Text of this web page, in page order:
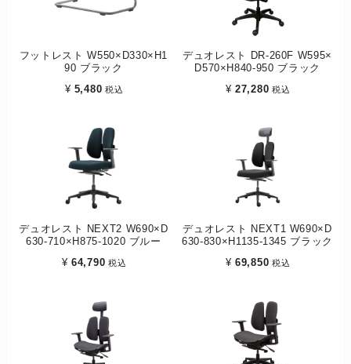
フットレスト W550×D330×H1
90 ブラック
¥ 5,480 税込
デュオレスト DR-260F W595×
D570×H840-950 ブラック
¥ 27,280 税込
デュオレスト NEXT2 W690×D
630-710×H875-1020 ブルー
¥ 64,790 税込
デュオレスト NEXT1 W690×D
630-830×H1135-1345 ブラック
¥ 69,850 税込